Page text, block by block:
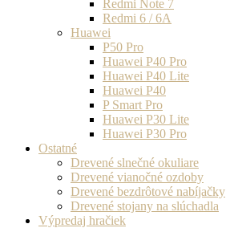
Redmi Note 7
Redmi 6 / 6A
Huawei
P50 Pro
Huawei P40 Pro
Huawei P40 Lite
Huawei P40
P Smart Pro
Huawei P30 Lite
Huawei P30 Pro
Ostatné
Drevené slnečné okuliare
Drevené vianočné ozdoby
Drevené bezdrôtové nabíjačky
Drevené stojany na slúchadla
Výpredaj hračiek